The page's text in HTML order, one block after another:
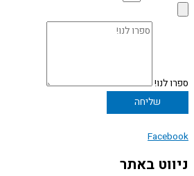
ספרו לנו!
שליחה
Facebook
ניווט באתר